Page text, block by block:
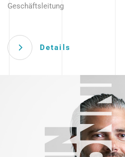
Geschäftsleitung
Details